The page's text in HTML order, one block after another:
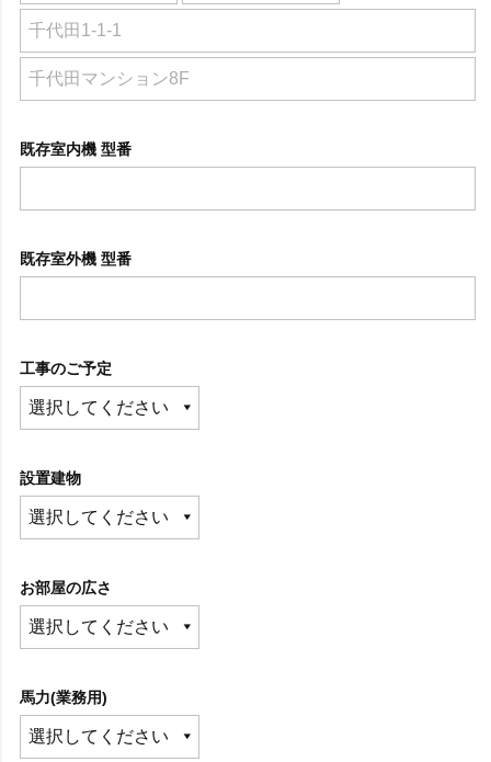
既存室内機 型番
既存室外機 型番
工事のご予定
設置建物
お部屋の広さ
馬力(業務用)